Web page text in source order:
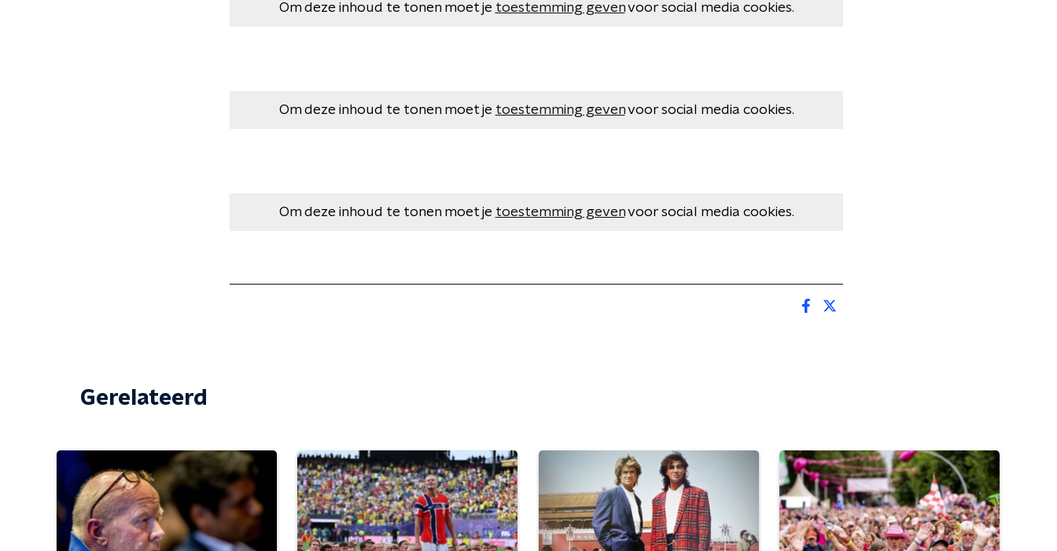
Om deze inhoud te tonen moet je toestemming gevenvoor social media cookies.
Om deze inhoud te tonen moet je toestemming gevenvoor social media cookies.
Om deze inhoud te tonen moet je toestemming gevenvoor social media cookies.
Gerelateerd